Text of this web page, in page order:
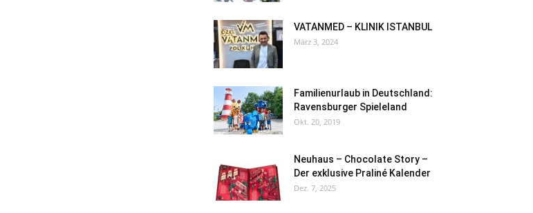
VATANMED – KLINIK ISTANBUL
März 3, 2024
Familienurlaub in Deutschland:
Ravensburger Spieleland
Okt. 20, 2019
Neuhaus – Chocolate Story –
Der exklusive Praliné Kalender
Dez. 7, 2025